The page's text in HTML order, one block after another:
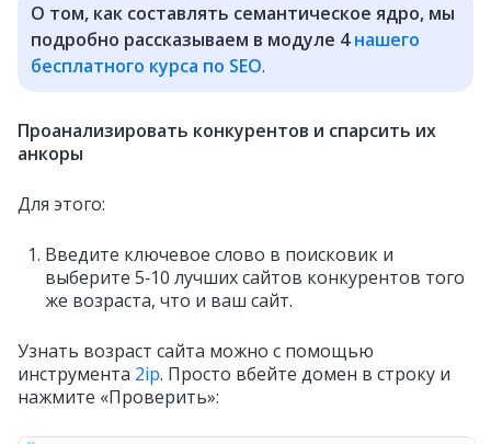
О том, как составлять семантическое ядро, мы
подробно рассказываем в модуле 4нашего
бесплатного курса по SEO.
Проанализировать конкурентов и спарсить их
анкоры
Для этого:
Введите ключевое слово в поисковик и
выберите 5‑10 лучших сайтов конкурентов того
же возраста, что и ваш сайт.
Узнать возраст сайта можно с помощью
инструмента 2ip. Просто вбейте домен в строку и
нажмите «Проверить»: